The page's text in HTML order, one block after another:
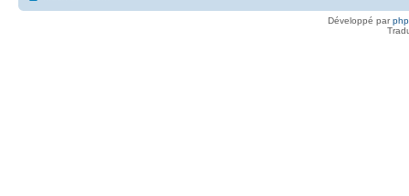
Développé par